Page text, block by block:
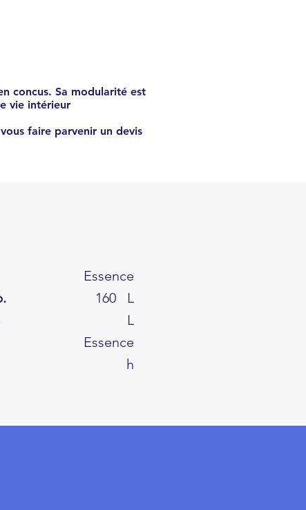
concus. Sa modularité est
vie intérieur
faire parvenir un devis
Essence
L
160
L
Essence
h